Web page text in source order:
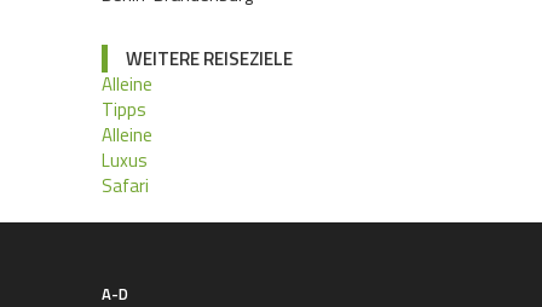
WEITERE REISEZIELE
Alleine
Tipps
Alleine
Luxus
Safari
A-D